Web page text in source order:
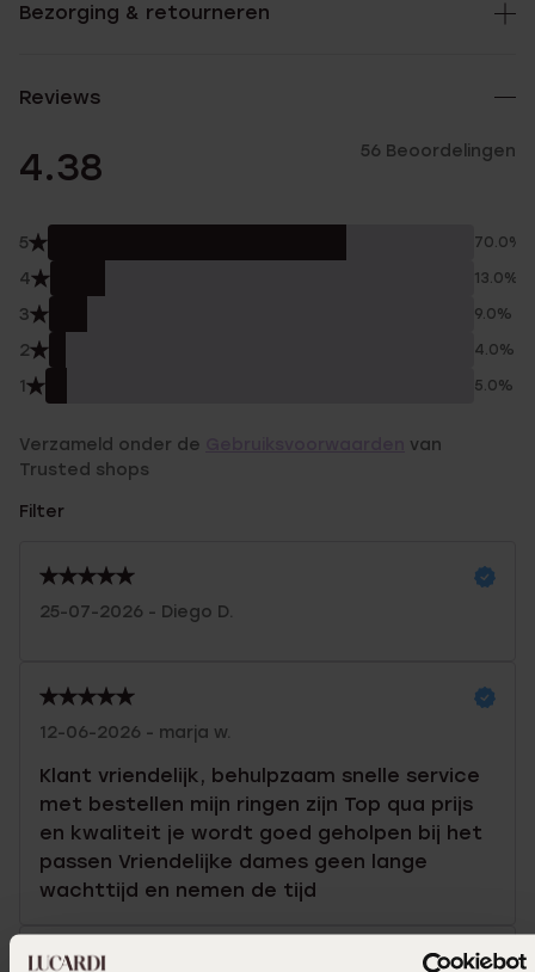
Bezorging & retourneren
Reviews
4.38 56 Beoordelingen
5 70.0%
4 13.0%
3 9.0%
2 4.0%
1 5.0%
Verzameld onder de
van
Trusted shops
Filter
25-07-2026 - Diego D.
12-06-2026 - marja w.
Klant vriendelijk, behulpzaam snelle service
met bestellen mijn ringen zijn Top qua prijs
en kwaliteit je wordt goed geholpen bij het
passen Vriendelijke dames geen lange
wachttijd en nemen de tijd